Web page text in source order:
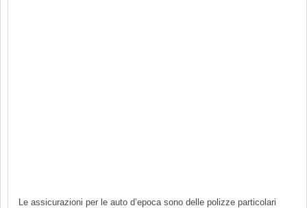
Le assicurazioni per le auto d’epoca sono delle polizze particolari